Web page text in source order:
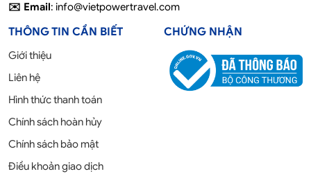
✉️ Email: info@vietpowertravel.com
THÔNG TIN CẦN BIẾT
Giới thiệu
Liên hệ
Hình thức thanh toán
Chính sách hoàn hủy
Chính sách bảo mật
Điều khoản giao dịch
CHỨNG NHẬN